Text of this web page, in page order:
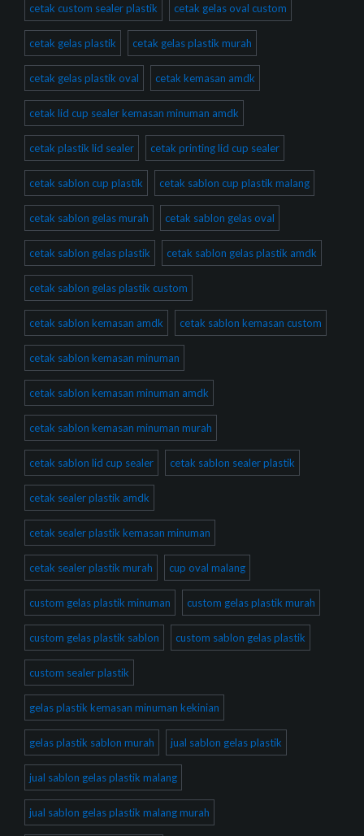
cetak custom sealer plastik cetak gelas oval custom
cetak gelas plastik cetak gelas plastik murah
cetak gelas plastik oval cetak kemasan amdk
cetak lid cup sealer kemasan minuman amdk
cetak plastik lid sealer cetak printing lid cup sealer
cetak sablon cup plastik cetak sablon cup plastik malang
cetak sablon gelas murah cetak sablon gelas oval
cetak sablon gelas plastik cetak sablon gelas plastik amdk
cetak sablon gelas plastik custom
cetak sablon kemasan amdk cetak sablon kemasan custom
cetak sablon kemasan minuman
cetak sablon kemasan minuman amdk
cetak sablon kemasan minuman murah
cetak sablon lid cup sealer cetak sablon sealer plastik
cetak sealer plastik amdk
cetak sealer plastik kemasan minuman
cetak sealer plastik murah cup oval malang
custom gelas plastik minuman custom gelas plastik murah
custom gelas plastik sablon custom sablon gelas plastik
custom sealer plastik
gelas plastik kemasan minuman kekinian
gelas plastik sablon murah jual sablon gelas plastik
jual sablon gelas plastik malang
jual sablon gelas plastik malang murah